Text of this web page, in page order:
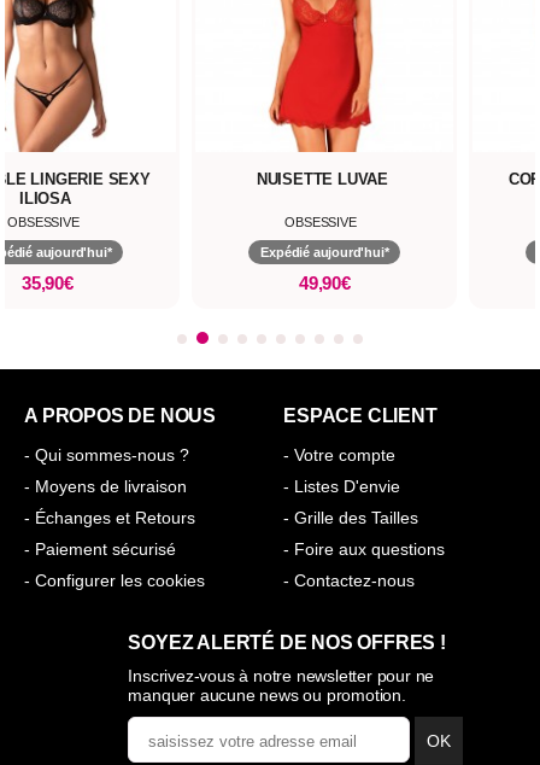
LINGERIE SEXY
ILIOSA
OBSESSIVE
aujourd'hui*
35,90€
NUISETTE LUVAE
OBSESSIVE
Expédié aujourd'hui*
49,90€
A PROPOS DE NOUS
- Qui sommes-nous ?
- Moyens de livraison
- Échanges et Retours
- Paiement sécurisé
- Configurer les cookies
ESPACE CLIENT
- Votre compte
- Listes D'envie
- Grille des Tailles
- Foire aux questions
- Contactez-nous
SOYEZ ALERTÉ DE NOS OFFRES !
Inscrivez-vous à notre newsletter pour ne
manquer aucune news ou promotion.
OK